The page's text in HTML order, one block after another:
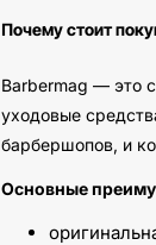
Почему стоит
Barbermag — это
уходовые
барбершопов, и
Основные